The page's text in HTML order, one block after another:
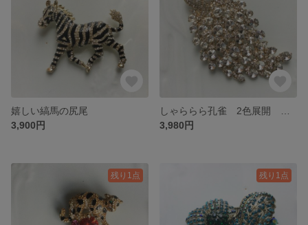
嬉しい縞馬の尻尾
3,900円
3,980円
残り1点 残り1点